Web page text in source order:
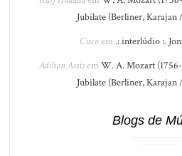
Jubilate (Berliner, Karajan
Ciscoem .: interlúdio :.
Adilson Assisem W. A. Mozart
Jubilate (Berliner, Karajan
Blogs de